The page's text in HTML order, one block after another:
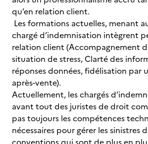
qu’en relation client.
Les formations actuelles, menant
chargé d’indemnisation intègrent
relation client (Accompagnement
situation de stress, Clarté des
réponses données, fidélisation par
après-vente).
Actuellement, les chargés
avant tout des juristes de droit
pas toujours les compétences
nécessaires pour gérer les sinistres